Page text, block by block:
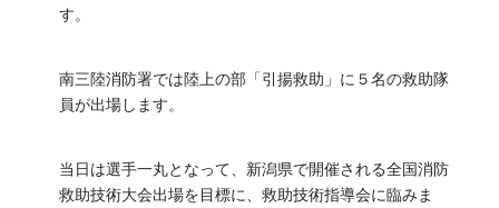
す。
南三陸消防署では陸上の部「引揚救助」に５名の救助隊
員が出場します。
当日は選手一丸となって、新潟県で開催される全国消防
救助技術大会出場を目標に、救助技術指導会に臨みま